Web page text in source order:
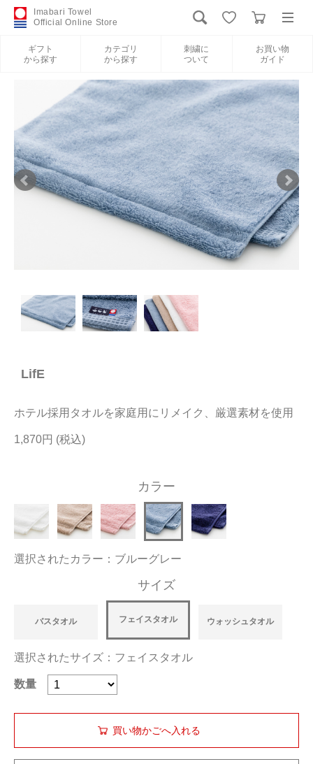
Imabari Towel
Official Online Store
ギフト
から探す
カテゴリ
から探す
刺繍に
ついて
お買い物
ガイド
新規会員登録
ギフトから探す
カテゴリから探す
刺繍について
当サイトについて
大量購入・法人向けの購入の方は
お問い合わせ
LifE
ホテル採用タオルを家庭用にリメイク、厳選素材を使用
1,870円
カラー
選択されたカラー：ブルーグレー
サイズ
バスタオル フェイスタオル ウォッシュタオル
選択されたサイズ：フェイスタオル
数量